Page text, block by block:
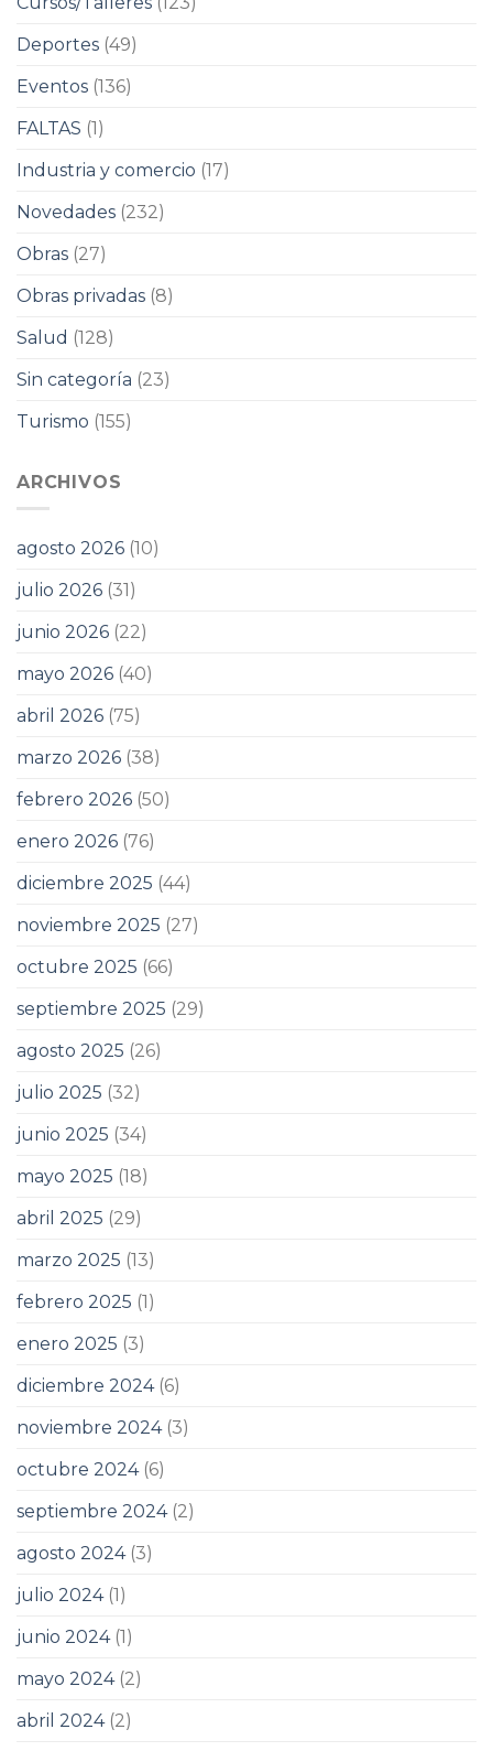
Deportes (49)
Eventos (136)
FALTAS (1)
Industria y comercio (17)
Novedades (232)
Obras (27)
Obras privadas (8)
Salud (128)
Sin categoría (23)
Turismo (155)
ARCHIVOS
agosto 2026 (10)
julio 2026 (31)
junio 2026 (22)
mayo 2026 (40)
abril 2026 (75)
marzo 2026 (38)
febrero 2026 (50)
enero 2026 (76)
diciembre 2025 (44)
noviembre 2025 (27)
octubre 2025 (66)
septiembre 2025 (29)
agosto 2025 (26)
julio 2025 (32)
junio 2025 (34)
mayo 2025 (18)
abril 2025 (29)
marzo 2025 (13)
febrero 2025 (1)
enero 2025 (3)
diciembre 2024(6)
noviembre 2024(3)
octubre 2024(6)
septiembre 2024(2)
agosto 2024(3)
julio 2024(1)
junio 2024(1)
mayo 2024(2)
abril 2024(2)